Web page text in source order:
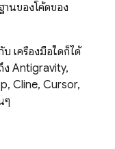
านของโค้ดของ
เครื่องมือใดก็ได้
ง Antigravity,
Cline, Cursor,
ๆ